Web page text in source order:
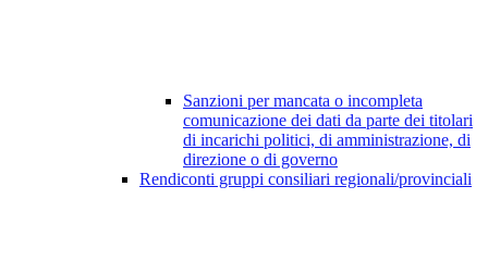
Sanzioni per mancata o incompleta
comunicazione dei dati da parte dei titolari
di incarichi politici, di amministrazione, di
direzione o di governo
Rendiconti gruppi consiliari regionali/provinciali